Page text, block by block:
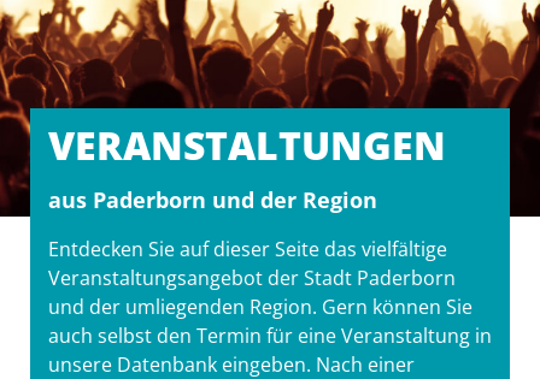
VERANSTALT­UNGEN
aus Paderborn und der Region
Entdecken Sie auf dieser Seite das vielfältige
Veranstaltungsangebot der Stadt Paderborn
und der umliegenden Region. Gern können Sie
auch selbst den Termin für eine Veranstaltung in
unsere Datenbank eingeben. Nach einer